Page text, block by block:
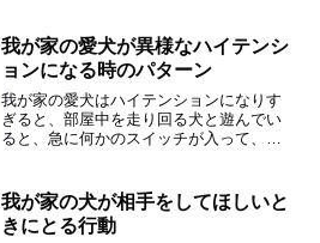
我が家の愛犬が異様なハイテンシ
ョンになる時のパターン
我が家の愛犬はハイテンションになりす
ぎると、部屋中を走り回る犬と遊んでい
ると、急に何かのスイッチが入って、部
をします。明らかに興奮しており、その
状態で走り出すと、どん...
我が家の犬が相手をしてほしいと
きにとる行動